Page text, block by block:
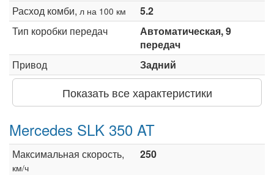
Расход комби, л на 100 км
5.2
Тип коробки передач
Автоматическая, 9
передач
Привод
Задний
Показать все характеристики
Mercedes SLK 350 AT
Максимальная скорость,
км/ч
250